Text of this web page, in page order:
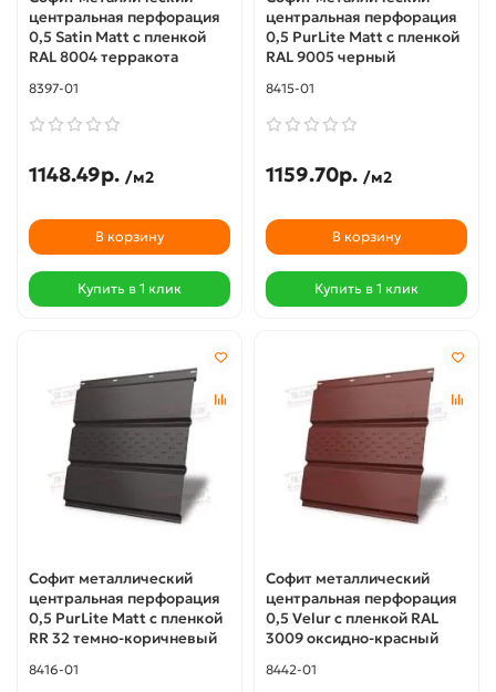
центральная перфорация
0,5 Satin Мatt с пленкой
RAL 8004 терракота
8397-01
1148.49р. /м2
В корзину
Купить в 1 клик
центральная перфорация
0,5 PurLite Мatt с пленкой
RAL 9005 черный
8415-01
1159.70р. /м2
В корзину
Купить в 1 клик
Софит металлический
центральная перфорация
0,5 PurLite Мatt с пленкой
RR 32 темно-коричневый
8416-01
Софит металлический
центральная перфорация
0,5 Velur с пленкой RAL
3009 оксидно-красный
8442-01